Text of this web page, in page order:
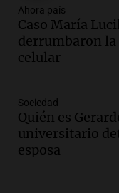
Audio.
Tucumán
hasta el
Panorama
Audio.
reporta
accidentes
Panorama
Episodios
Ahora país
Caso María
derrumbaron
celular
Sociedad
Quién es
universitario
esposa